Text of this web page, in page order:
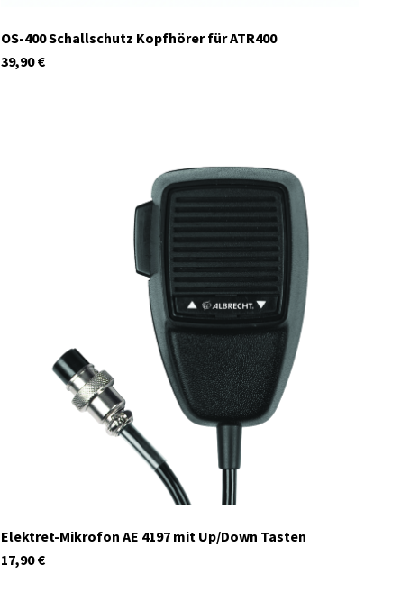
OS-400 Schallschutz Kopfhörer für ATR400
€
39,90
Elektret-Mikrofon AE 4197 mit Up/Down Tasten
€
17,90